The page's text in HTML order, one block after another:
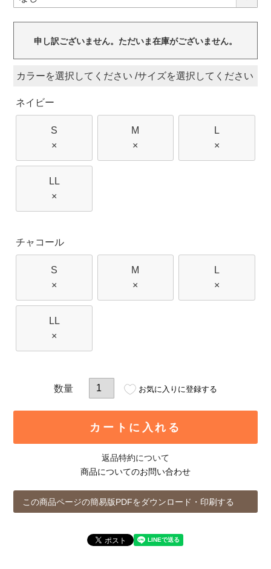
申し訳ございません。ただいま在庫がございません。
カラー サイズ
ネイビー
S
×
M
×
L
×
LL
×
チャコール
S
×
M
×
L
×
LL
×
お気に入りに登録する
カートに入れる
返品特約について
商品についてのお問い合わせ
この商品ページの簡易版PDFをダウンロード・印刷する